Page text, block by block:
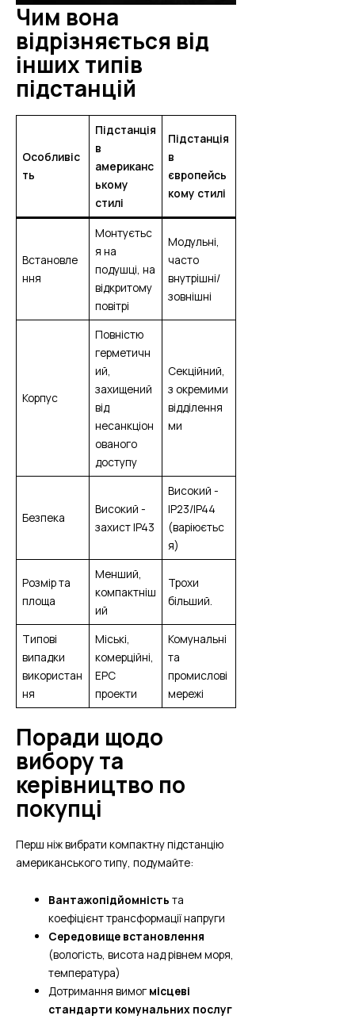
Чим вона
відрізняється від
інших типів
підстанцій
Особливіс
ть
Підстанція
в
американс
ькому
стилі
Підстанція
в
європейсь
кому стилі
Встановле
ння
Монтуєтьс
я на
подушці, на
відкритому
повітрі
Модульні,
часто
внутрішні/
зовнішні
Корпус
Повністю
герметичн
ий,
захищений
від
несанкціон
ованого
доступу
Секційний,
з окремими
відділення
ми
Безпека
Високий -
захист IP43
Високий -
IP23/IP44
(варіюєтьс
я)
Розмір та
площа
Менший,
компактніш
ий
Трохи
більший.
Типові
випадки
використан
ня
Міські,
комерційні,
EPC
проекти
Комунальні
та
промислові
мережі
Поради щодо
вибору та
керівництво по
покупці
Перш ніж вибрати компактну підстанцію
американського типу, подумайте:
Вантажопідйомність та
коефіцієнт трансформації напруги
Середовище встановлення
(вологість, висота над рівнем моря,
температура)
Дотримання вимог місцеві
стандарти комунальних послуг